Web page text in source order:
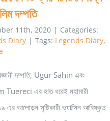
দম্পতি
11th, 2020 | Categories:
Diary | Tags: Legends Diary,
দম্পতি, Ugur Sahin এবং
এর হাত ধরেই মহামারী
এর আলোড়ন সৃষ্টিকারী ভ্যাক্সিন আবিষ্কৃত